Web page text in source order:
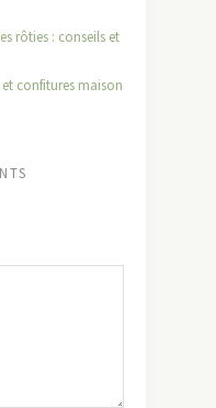
rôties : conseils et
et confitures maison